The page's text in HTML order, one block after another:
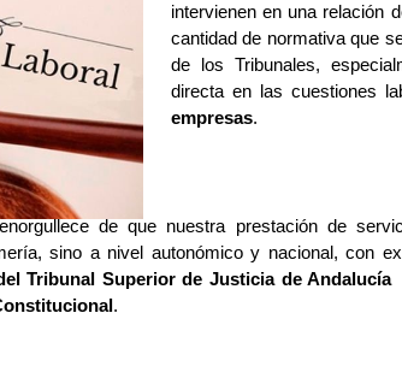
intervienen en una relación
cantidad de normativa que
de los Tribunales,
directa en las cuestiones
empresas.
de que nuestra prestación de
sino a nivel autonómico y nacional, con
Tribunal Superior de Justicia de
.